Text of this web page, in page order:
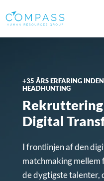
+35 ÅRS ERFARING
HEADHUNTING
Digital
I frontlinjen af den
matchmaking
de dygtigste talenter,